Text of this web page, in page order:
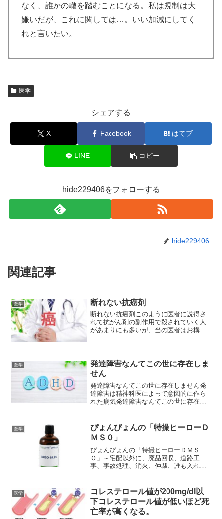
なく、誰かの轍を踏むことになる。私は規制は大
嫌いだが、これに関しては…。いい加減にしてく
れと言いたい。
医学
シェアする
X Facebook はてブ
LINE コピー
hide229406をフォローする
hide229406
関連記事
医学 断れない抗癌剤
断れない抗癌剤このように医者に説得さ
れて抗がん剤の副作用で殺されていく人
があまりにも多いが、当の医者はお構い
日に抗癌剤をし...
医学
発達障害なんてこの世に存在しま
せん
発達障害なんてこの世に存在しません発
達障害は精神科医によって意図的に作ら
れた病気発達障害なんてこの世に存在し
ったものです。 賢い、知能を蓄積してい
る最中の子どもの頭にお...
医学
ぴょんぴょんの「特撮ヒーローＤ
ＭＳＯ」
ぴょんぴょんの「特撮ヒーローＤＭＳ
Ｏ」～宅配以外に、廃品回収、道路工
事、事故処理、消火、仲裁、誰も入れな
た。 それでも、まだまだ知りたいこと
がいっぱいあります。 読者...
医学
コレステロール値が200mg/dl以
下コレステロール値が低いほど死
亡率が高くなる。